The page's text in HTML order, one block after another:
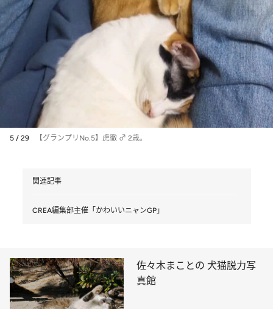
5 / 29 【グランプリNo.5】虎徹 ♂ 2歳。
関連記事
CREA編集部主催「かわいいニャンGP」
佐々木まことの 犬猫脱力写
真館